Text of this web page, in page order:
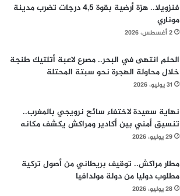
فنزويلا.. هزة أرضية بقوة 4,5 درجات تضرب مدينة
موناري
2 أغسطس، 2026
الحلم انتهى في البحر.. مصرع لاعبة أتلتيك طنجة
خلال محاولة الهجرة نحو سبتة المحتلة
31 يوليو، 2026
نهاية سعيدة لاختفاء سائح نرويجي بالمغرب..
تنسيق أمني بين أكادير ومراكش يكشف مكانه
29 يوليو، 2026
مطار مراكش.. توقيف بريطاني من أصول تركية
مطلوب دوليا من دولة مولدافيا
28 يوليو، 2026